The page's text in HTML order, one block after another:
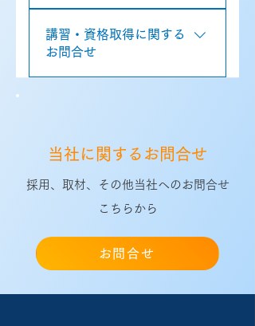
るお問合せ ANAFI製品に関するお
VTOL型固定翼ドローンに関するお
せ デモ会/補助金相談/AC102お見
積り おまかせeドローンに関するお
問合せ eドローンAIに関するお問合
者様向け）
講習・資格取得に関する
お問合せ
するお問合せ Skydio/ANAFI認定
講習に関するお問合せ
当社に関するお問合せ
採用、取材、その他当社へのお問合せ
こちらから
お問合せ